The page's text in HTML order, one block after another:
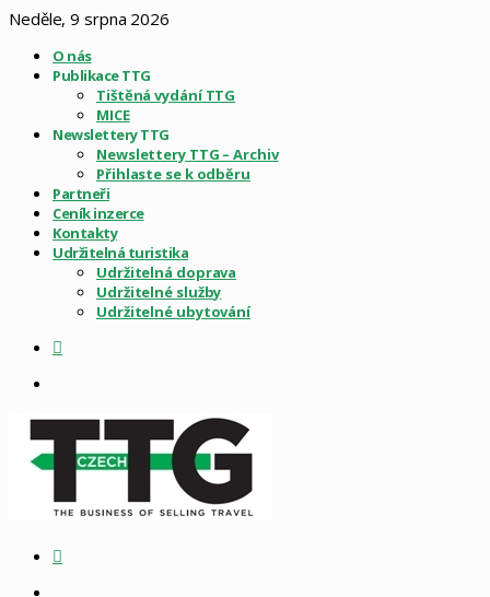
Neděle, 9 srpna 2026
O nás
Publikace TTG
Tištěná vydání TTG
MICE
Newslettery TTG
Newslettery TTG – Archiv
Přihlaste se k odběru
Partneři
Ceník inzerce
Kontakty
Udržitelná turistika
Udržitelná doprava
Udržitelné služby
Udržitelné ubytování
Sidebar
Vyhledat